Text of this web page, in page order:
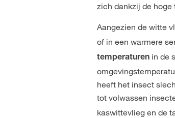
zich dankzij de
Aangezien de witte
of in een warmere
temperaturen in de
heeft het insect
tot volwassen
kaswittevlieg en de